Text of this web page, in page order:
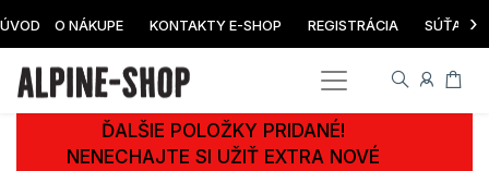
ÚVOD O NÁKUPE KONTAKTY E-SHOP REGISTRÁCIA SÚŤAŽ ›
ĎALŠIE POLOŽKY PRIDANÉ!
NENECHAJTE SI UŽIŤ EXTRA NOVÉ